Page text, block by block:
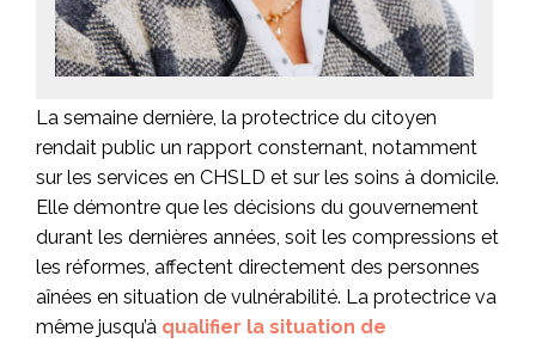
La semaine dernière, la protectrice du citoyen
rendait public un rapport consternant, notamment
sur les services en CHSLD et sur les soins à domicile.
Elle démontre que les décisions du gouvernement
durant les dernières années, soit les compressions et
les réformes, affectent directement des personnes
aînées en situation de vulnérabilité. La protectrice va
même jusqu’à qualifier la situation de